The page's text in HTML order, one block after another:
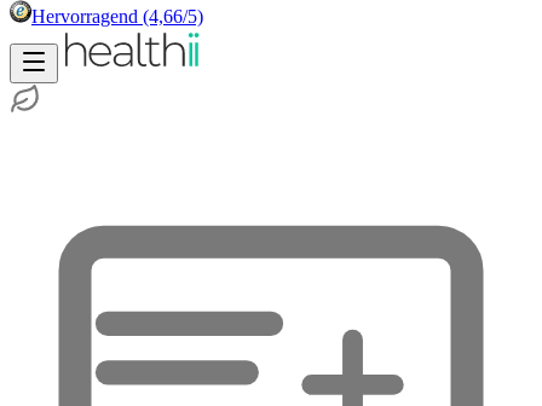
Hervorragend (4,66/5)